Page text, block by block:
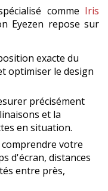
comme Iris
Eyezen repose sur
exacte du
optimiser le design
précisément
et la
en situation.
votre
d'écran, distances
entre près,